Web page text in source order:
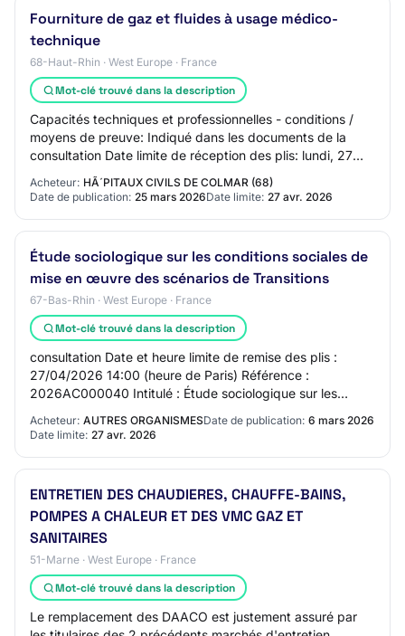
Fourniture de gaz et fluides à usage médico-
technique
68-Haut-Rhin · West Europe · France
Mot-clé trouvé dans la description
Capacités techniques et professionnelles - conditions /
moyens de preuve: Indiqué dans les documents de la
consultation Date limite de réception des plis: lundi, 27
avril 2026 à 00:00:00 Critères d'a…
Acheteur: HÃ´PITAUX CIVILS DE COLMAR (68)
Date de publication: 25 mars 2026Date limite: 27 avr. 2026
Étude sociologique sur les conditions sociales de
mise en œuvre des scénarios de Transitions
67-Bas-Rhin · West Europe · France
Mot-clé trouvé dans la description
consultation Date et heure limite de remise des plis :
27/04/2026 14:00 (heure de Paris) Référence :
2026AC000040 Intitulé : Étude sociologique sur les
Acheteur: AUTRES ORGANISMESDate de publication: 6 mars 2026
Date limite: 27 avr. 2026
ENTRETIEN DES CHAUDIERES, CHAUFFE-BAINS,
POMPES A CHALEUR ET DES VMC GAZ ET
SANITAIRES
51-Marne · West Europe · France
Mot-clé trouvé dans la description
Le remplacement des DAACO est justement assuré par